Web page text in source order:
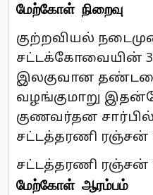
மேற்கோள் நிறைவு
குற்றவியல்
சட்டக்கோவையின்
இலகுவான
வழங்குமாறு
குணவர்தன
சட்டத்தரணி ரஞ்சன்
சட்டத்தரணி ரஞ்சன்
மேற்கோள் ஆரம்பம்